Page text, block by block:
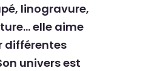
linogravure,
elle aime
différentes
univers est